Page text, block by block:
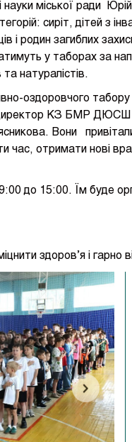
науки міської ради
сиріт, дітей з
і родин загиблих
у таборах за
натуралістів.
табору
директор КЗ БМР
Вони привітали
час, отримати нові
до 15:00. Їм буде
здоров’я і гарно